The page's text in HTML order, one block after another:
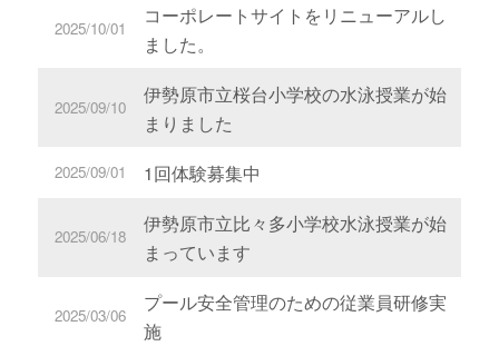
2025/10/01
コーポレートサイトをリニューアルし
ました。
2025/09/10
伊勢原市立桜台小学校の水泳授業が始
まりました
2025/09/01 1回体験募集中
2025/06/18
伊勢原市立比々多小学校水泳授業が始
まっています
2025/03/06
プール安全管理のための従業員研修実
施